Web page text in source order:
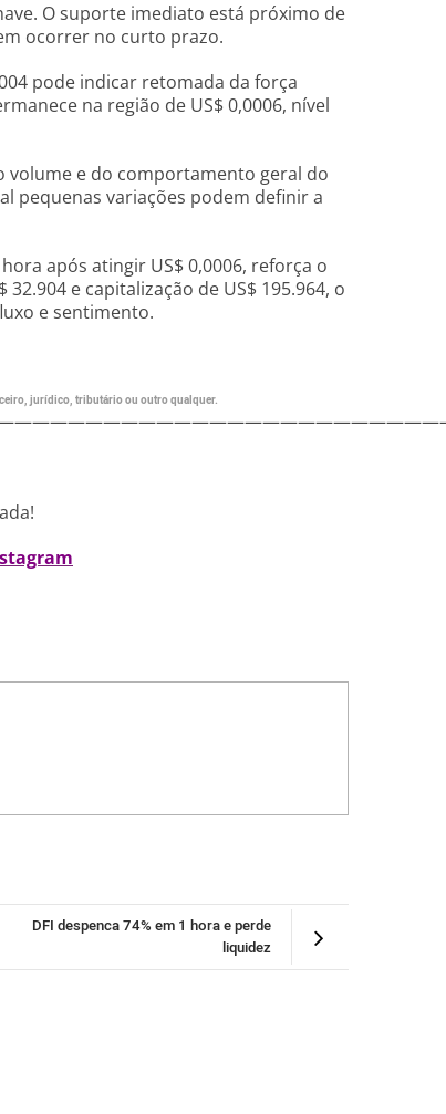
O suporte imediato está próximo de
ocorrer no curto prazo.
pode indicar retomada da força
na região de US$ 0,0006, nível
volume e do comportamento geral do
pequenas variações podem definir a
após atingir US$ 0,0006, reforça o
e capitalização de US$ 195.964, o
e sentimento.
jurídico, tributário ou outro qualquer.
DFI despenca 74% em 1 hora e perde
liquidez